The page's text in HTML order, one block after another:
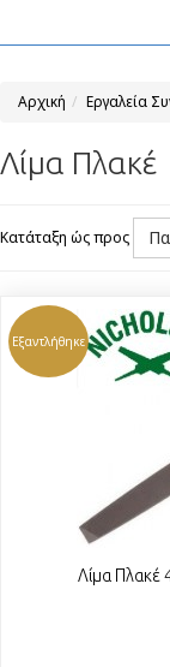
Αρχική Εργαλεία
Λίμα Πλακέ
Κατάταξη ώς προς
Εξαντλήθηκε
Λίμα Πλακέ